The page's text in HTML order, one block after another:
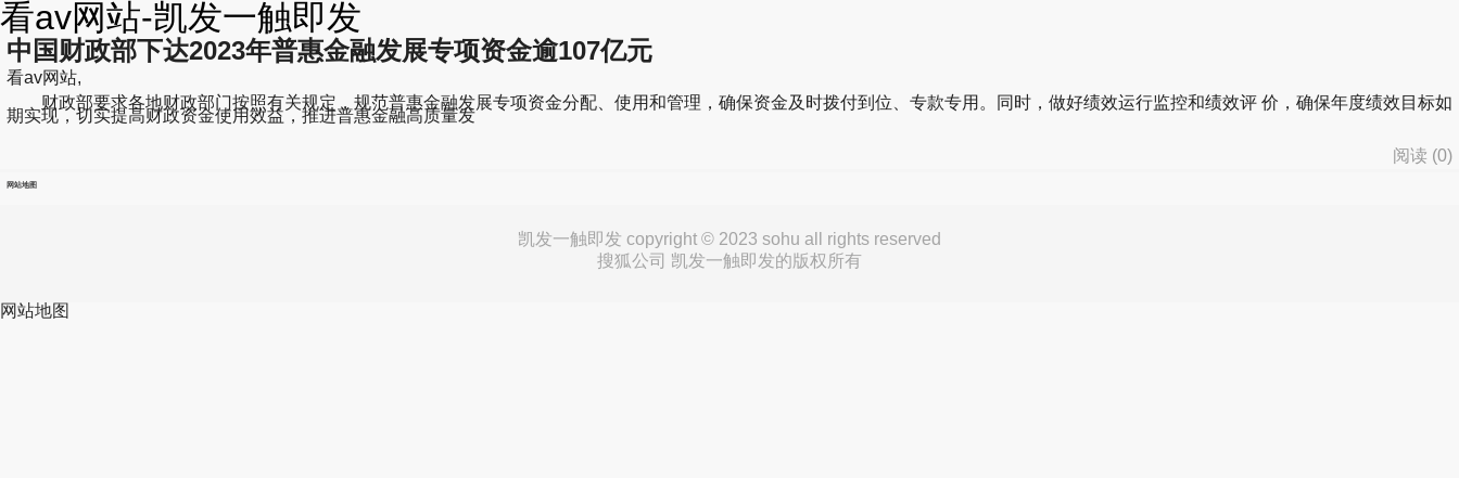
看av网站-凯发一触即发
中国财政部下达2023年普惠金融发展专项资金逾107亿元
看av网站,
财政部要求各地财政部门按照有关规定，规范普惠金融发展专项资金分配、使用和管理，确保资金及时拨付到位、专款专用。同时，做好绩效运行监控和绩效评 价，确保年度绩效目标如
期实现，切实提高财政资金使用效益，推进普惠金融高质量发
阅读 (0)
网站地图
凯发一触即发 copyright © 2023 sohu all rights reserved
搜狐公司 凯发一触即发的版权所有
网站地图